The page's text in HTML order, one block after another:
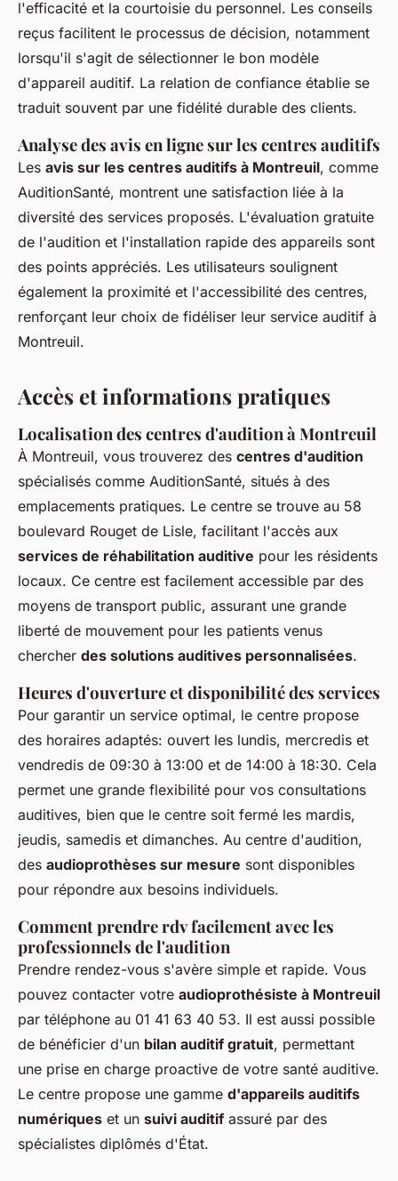
l'efficacité et la courtoisie du personnel. Les conseils
reçus facilitent le processus de décision, notamment
lorsqu'il s'agit de sélectionner le bon modèle
d'appareil auditif. La relation de confiance établie se
traduit souvent par une fidélité durable des clients.
Analyse des avis en ligne sur les centres auditifs
Les avis sur les centres auditifs à Montreuil, comme
AuditionSanté, montrent une satisfaction liée à la
diversité des services proposés. L'évaluation gratuite
de l'audition et l'installation rapide des appareils sont
des points appréciés. Les utilisateurs soulignent
également la proximité et l'accessibilité des centres,
renforçant leur choix de fidéliser leur service auditif à
Montreuil.
Accès et informations pratiques
Localisation des centres d'audition à Montreuil
À Montreuil, vous trouverez des centres d'audition
spécialisés comme AuditionSanté, situés à des
emplacements pratiques. Le centre se trouve au 58
boulevard Rouget de Lisle, facilitant l'accès aux
services de réhabilitation auditive pour les résidents
locaux. Ce centre est facilement accessible par des
moyens de transport public, assurant une grande
liberté de mouvement pour les patients venus
chercher des solutions auditives personnalisées.
Heures d'ouverture et disponibilité des services
Pour garantir un service optimal, le centre propose
des horaires adaptés: ouvert les lundis, mercredis et
vendredis de 09:30 à 13:00 et de 14:00 à 18:30. Cela
permet une grande flexibilité pour vos consultations
auditives, bien que le centre soit fermé les mardis,
jeudis, samedis et dimanches. Au centre d'audition,
des audioprothèses sur mesure sont disponibles
pour répondre aux besoins individuels.
Comment prendre rdv facilement avec les
professionnels de l'audition
Prendre rendez-vous s'avère simple et rapide. Vous
pouvez contacter votre audioprothésiste à Montreuil
par téléphone au 01 41 63 40 53. Il est aussi possible
de bénéficier d'un bilan auditif gratuit, permettant
une prise en charge proactive de votre santé auditive.
Le centre propose une gamme d'appareils auditifs
numériques et un suivi auditif assuré par des
spécialistes diplômés d'État.